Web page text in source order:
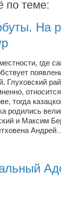
Studio
по теме:
На
где
Глуховский
тогда
родились
и Максим
Андрей